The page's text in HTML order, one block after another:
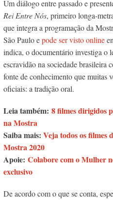
Um diálogo entre passado e
Rei Entre Nós, primeiro longa-
que integra a programação da
São Paulo epode ser visto online
indica, o documentário investiga o
escravidão na sociedade brasileira
fonte de conhecimento que muitas
oficiais: a tradição oral.
Leia também: 8 filmes dirigidos
na Mostra
Saiba mais: Veja todos os filmes
Mostra 2020
Apoie: Colabore com o Mulher
exclusivo
De acordo com o que se conta,